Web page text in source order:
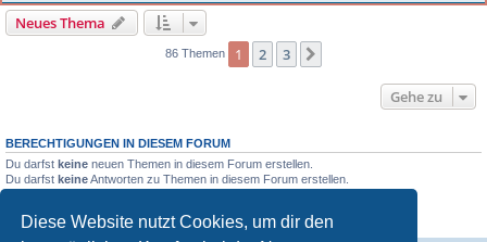
Diese Website nutzt Cookies, um dir den
Neues Thema
86 Themen 1 2 3
Gehe zu
BERECHTIGUNGEN IN DIESEM FORUM
Du darfst keine neuen Themen in diesem Forum erstellen.
Du darfst keineAntworten zu Themen in diesem Forum erstellen.
Du darfstkeineDateianhänge in diesem Forum erstellen.